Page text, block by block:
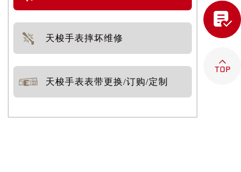
天梭手表摔坏维修
天梭手表表带更换/订购/定制

